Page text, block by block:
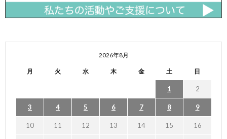
2026年8月
月 火 水 木 金 土 日
1 2
3 4 5 6 7 8 9
10 11 12 13 14 15 16